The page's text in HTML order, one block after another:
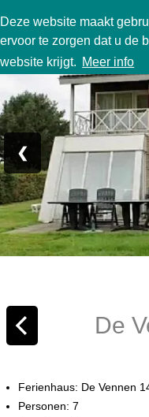
Deze website maakt
ervoor te zorgen dat u de
website krijgt. Meer info
Foto 1/27
❮
De
Ferienhaus: De Vennen
Personen: 7